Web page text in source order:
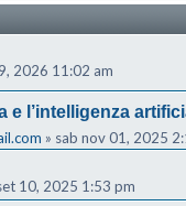
2026 11:02 am
e l’intelligenza
» sab nov 01, 2025
10, 2025 1:53 pm